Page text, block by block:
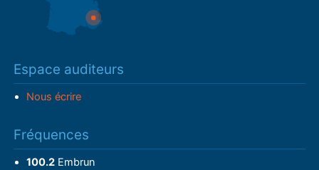
Espace auditeurs
Nous écrire
Fréquences
100.2Embrun